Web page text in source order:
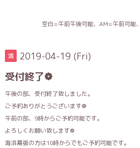
空白=午前午後可能、AM=午前可能
満 2019-04-19 (Fri)
受付終了❁
午後の部、受付終了致しました。
ご予約ありがとうございます❁︎
午前の部、9時からご予約可能です。
よろしくお願い致します❁
海浜幕張の方は10時からでもご予約可能です。